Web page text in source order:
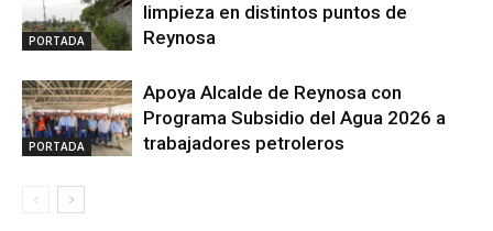
PORTADA
limpieza en distintos puntos de
Reynosa
PORTADA
Apoya Alcalde de Reynosa con
Programa Subsidio del Agua 2026 a
trabajadores petroleros